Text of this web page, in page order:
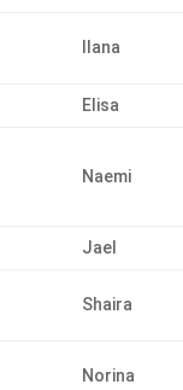
Ilana
Elisa
Naemi
Jael
Shaira
Norina